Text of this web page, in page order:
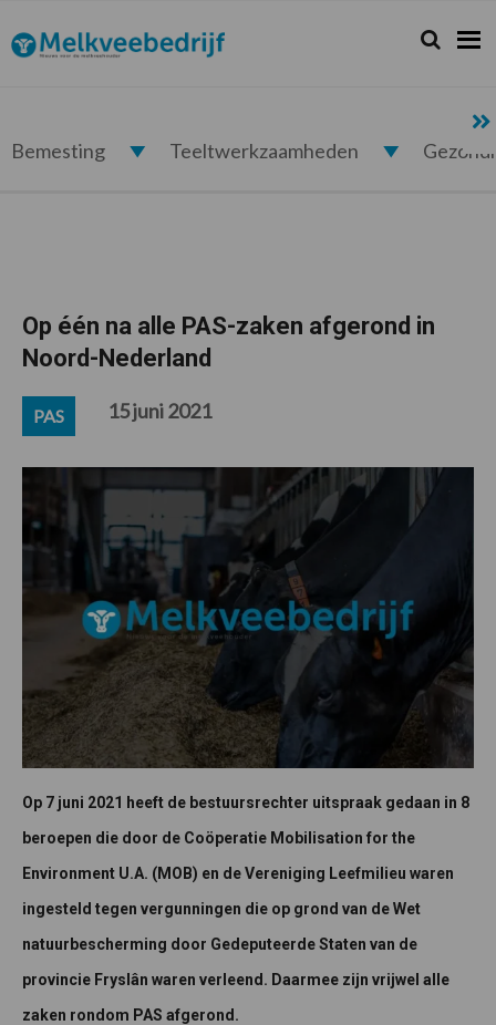
de
hoofdnavigatie
de
hoofd
de
eerste
de
voettekst
Melkveebedrijf.nl Zoeken...
Zoek
Bemesting Teeltwerkzaamheden
Op één na alle PAS-zaken afgerond in
Noord-Nederland
PAS 15 juni 2021
Op 7 juni 2021 heeft de bestuursrechter uitspraak gedaan in 8
beroepen die door de Coöperatie Mobilisation for the
Environment U.A. (MOB) en de Vereniging Leefmilieu waren
ingesteld tegen vergunningen die op grond van de Wet
natuurbescherming door Gedeputeerde Staten van de
provincie Fryslân waren verleend. Daarmee zijn vrijwel alle
zaken rondom PAS afgerond.